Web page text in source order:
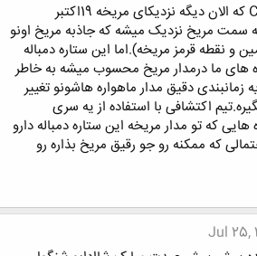
ستاره دمباله دار C/2013 A1 که الان دیگه نزدیکای مریخه 19اکتبر
به سمت مریخ نزدیک میشه که جاذبه مریخ اونو
و نقطه قرمز مریخه).اما این ستاره دمباله
های ما درمدار مریخ محسوب میشه به خاطر
دقیق مدار ماهواره هاشونو تغییر
اکتشافی با استفاده از یه سری
که تو مدار مریخه این ستاره دمباله دارو
که ممکنه رو جو رقیق مریخ بذاره رو
Jul 25,